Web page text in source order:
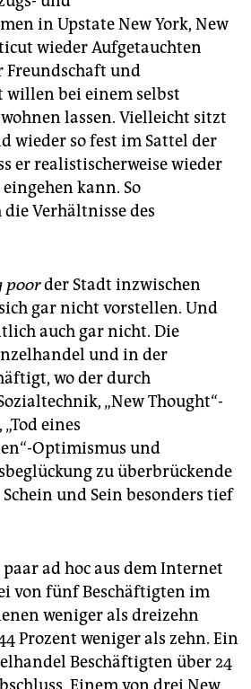
in Upstate New York, New
wieder Aufgetauchten
Freundschaft und
bei einem selbst
lassen. Vielleicht sitzt
wieder so fest im Sattel der
er realistischerweise wieder
kann. So
Verhältnisse des
poorder Stadt inzwischen
gar nicht vorstellen. Und
auch gar nicht. Die
und in der
wo der durch
„New Thought“-
eines
Optimismus und
zu überbrückende
und Sein besonders tief
ad hoc aus dem Internet
von fünf Beschäftigten im
weniger als dreizehn
Prozent weniger als zehn. Ein
Beschäftigten über 24